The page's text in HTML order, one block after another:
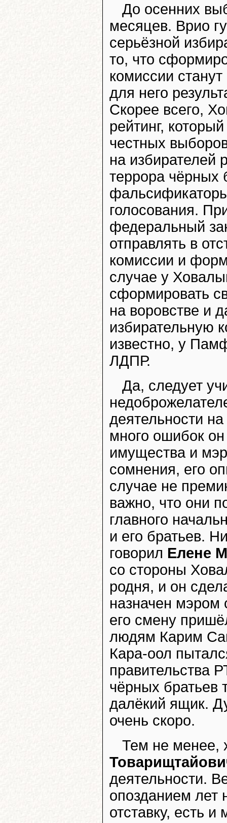
До осенних
месяцев. Врио
серьёзной
то, что
комиссии
для него
Скорее всего,
рейтинг,
честных
на избирателей
террора чёрных
голосования.
федеральный
отправлять в
комиссии и
случае у
сформировать
на воровстве и
избирательную
известно, у
ЛДПР.
Да, следует
деятельности
много ошибок
имущества и
сомнения, его
случае не
важно, что они
главного
и его братьев.
говорил Елене
со стороны
родня, и он
назначен мэром
его смену
людям Карим
Кара-оол
правительства
чёрных братьев
далёкий ящик.
очень скоро.
Тем не менее,
деятельности.
опозданием лет
отставку, есть